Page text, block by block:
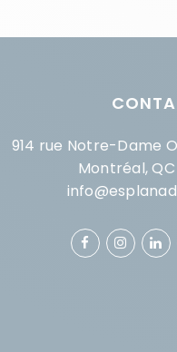
914 rue Notre-Dame
Montréal, QC